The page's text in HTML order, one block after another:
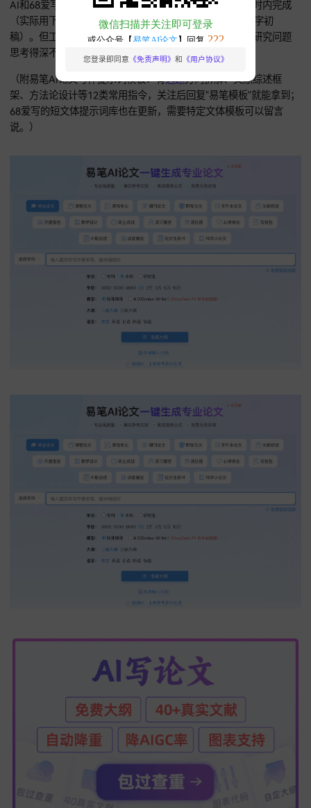
献这块也很靠谱。
动手实践比"迷信专业"更重要
电商平台说的"专业写手"，很多都是会点AI基本操作的在校学
们的本事不是学术有多深，而是AI工具用得熟。我带过的毕业
里，自己研究提示词，坚持"AI生成+人工优化"的学生，论文质
以前写论文比的是看了多少文献，现在更比会不会用AI工具。
（实际用下来，会点基础提示词，平均12小时就能写完万字初
稿）。但工具只是帮忙的，论文有没有价值，还是看你对研究
（附易笔AI论文写作提示词模板：有
方向拆解、文献综述
架、方法论设计等12类常用指令，关注后回复"易笔模板"就能
68爱写的短文体提示词库也在更新，需要特定文体模板可以留
您登录即同意《免责声明》和《用户协议》